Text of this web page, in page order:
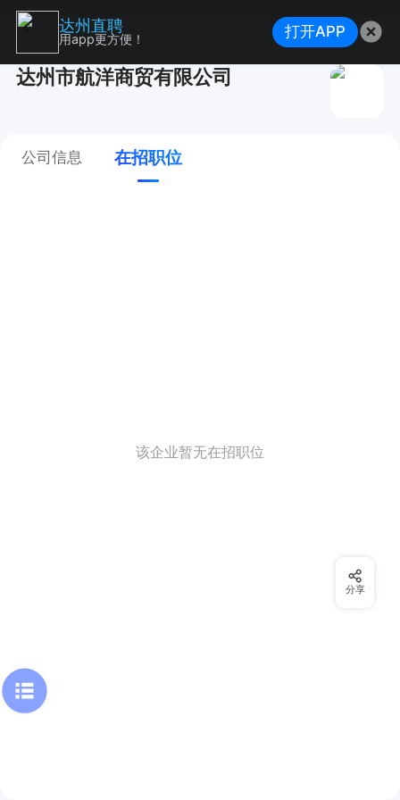
达州市航洋商贸有限公司
公司信息 在招职位
该企业暂无在招职位
分享
达州直聘
用app更方便！ 打开APP